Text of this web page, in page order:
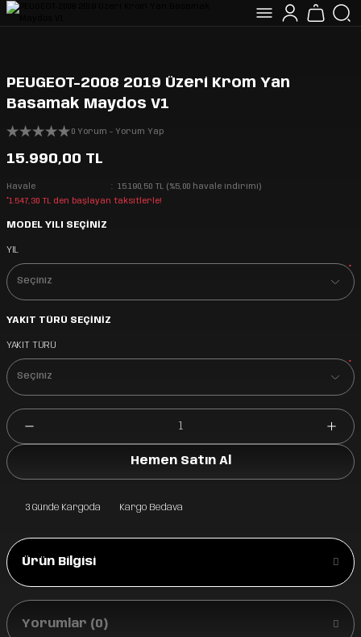
PEUGEOT-2008 2019 Üzeri Krom Yan
Basamak Maydos V1
0 Yorum - Yorum Yap
15.990,00 TL
Havale
15.190,50 TL (%5,00 havale indirimi)
*1.547,30 TL den başlayan taksitlerle!
MODEL YILI SEÇİNİZ
YIL
*
YAKIT TÜRÜ SEÇİNİZ
YAKIT TÜRÜ
*
Hemen Satın Al
3 Günde Kargoda Kargo Bedava
Ürün Bilgisi
Yorumlar (0)